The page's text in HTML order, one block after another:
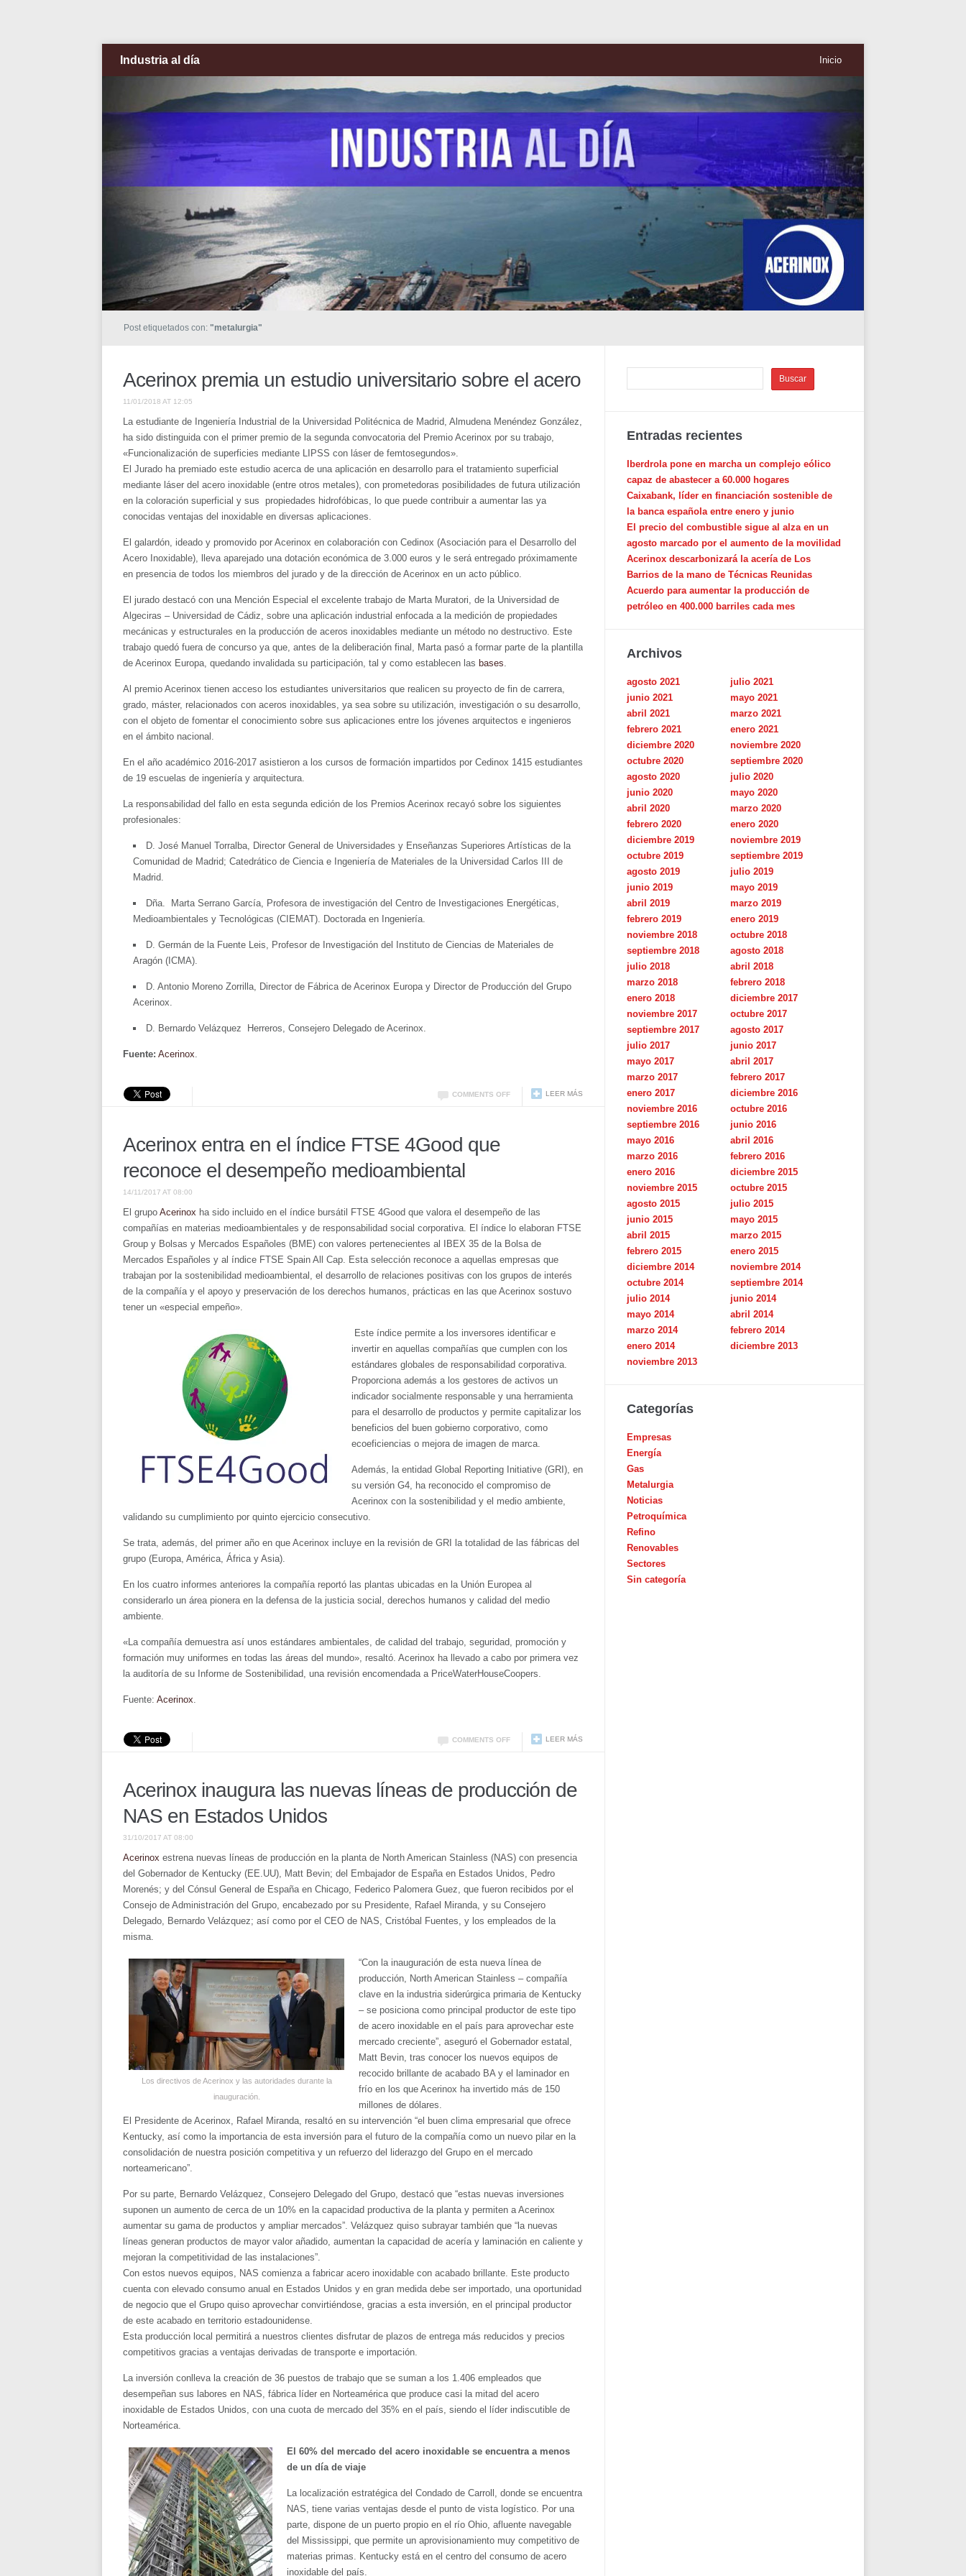
Industria al día Inicio
Post etiquetados con: "metalurgia"
Acerinox premia un estudio universitario sobre el acero
11/01/2018 AT 12:05
La estudiante de Ingeniería Industrial de la Universidad Politécnica de Madrid, Almudena Menéndez González,
ha sido distinguida con el primer premio de la segunda convocatoria del Premio Acerinox por su trabajo,
«Funcionalización de superficies mediante LIPSS con láser de femtosegundos».
El Jurado ha premiado este estudio acerca de una aplicación en desarrollo para el tratamiento superficial
mediante láser del acero inoxidable (entre otros metales), con prometedoras posibilidades de futura utilización
en la coloración superficial y sus propiedades hidrofóbicas, lo que puede contribuir a aumentar las ya
conocidas ventajas del inoxidable en diversas aplicaciones.
El galardón, ideado y promovido por Acerinox en colaboración con Cedinox (Asociación para el Desarrollo del
Acero Inoxidable), lleva aparejado una dotación económica de 3.000 euros y le será entregado próximamente
en presencia de todos los miembros del jurado y de la dirección de Acerinox en un acto público.
El jurado destacó con una Mención Especial el excelente trabajo de Marta Muratori, de la Universidad de
Algeciras – Universidad de Cádiz, sobre una aplicación industrial enfocada a la medición de propiedades
mecánicas y estructurales en la producción de aceros inoxidables mediante un método no destructivo. Este
trabajo quedó fuera de concurso ya que, antes de la deliberación final, Marta pasó a formar parte de la plantilla
de Acerinox Europa, quedando invalidada su participación, tal y como establecen las bases.
Al premio Acerinox tienen acceso los estudiantes universitarios que realicen su proyecto de fin de carrera,
grado, máster, relacionados con aceros inoxidables, ya sea sobre su utilización, investigación o su desarrollo,
con el objeto de fomentar el conocimiento sobre sus aplicaciones entre los jóvenes arquitectos e ingenieros
en el ámbito nacional.
En el año académico 2016-2017 asistieron a los cursos de formación impartidos por Cedinox 1415 estudiantes
de 19 escuelas de ingeniería y arquitectura.
La responsabilidad del fallo en esta segunda edición de los Premios Acerinox recayó sobre los siguientes
profesionales:
D. José Manuel Torralba, Director General de Universidades y Enseñanzas Superiores Artísticas de la
Comunidad de Madrid; Catedrático de Ciencia e Ingeniería de Materiales de la Universidad Carlos III de
Madrid.
Dña. Marta Serrano García, Profesora de investigación del Centro de Investigaciones Energéticas,
Medioambientales y Tecnológicas (CIEMAT). Doctorada en Ingeniería.
D. Germán de la Fuente Leis, Profesor de Investigación del Instituto de Ciencias de Materiales de
Aragón (ICMA).
D. Antonio Moreno Zorrilla, Director de Fábrica de Acerinox Europa y Director de Producción del Grupo
Acerinox.
D. Bernardo Velázquez Herreros, Consejero Delegado de Acerinox.
Fuente: Acerinox.
LEER MÁS
COMMENTS OFF
Acerinox entra en el índice FTSE 4Good que
reconoce el desempeño medioambiental
14/11/2017 AT 08:00
El grupo Acerinox ha sido incluido en el índice bursátil FTSE 4Good que valora el desempeño de las
compañías en materias medioambientales y de responsabilidad social corporativa. El índice lo elaboran FTSE
Group y Bolsas y Mercados Españoles (BME) con valores pertenecientes al IBEX 35 de la Bolsa de
Mercados Españoles y al índice FTSE Spain All Cap. Esta selección reconoce a aquellas empresas que
trabajan por la sostenibilidad medioambiental, el desarrollo de relaciones positivas con los grupos de interés
de la compañía y el apoyo y preservación de los derechos humanos, prácticas en las que Acerinox sostuvo
tener un «especial empeño».
Este índice permite a los inversores identificar e
invertir en aquellas compañías que cumplen con los
estándares globales de responsabilidad corporativa.
Proporciona además a los gestores de activos un
indicador socialmente responsable y una herramienta
para el desarrollo de productos y permite capitalizar los
beneficios del buen gobierno corporativo, como
ecoeficiencias o mejora de imagen de marca.
Además, la entidad Global Reporting Initiative (GRI), en
su versión G4, ha reconocido el compromiso de
Acerinox con la sostenibilidad y el medio ambiente,
validando su cumplimiento por quinto ejercicio consecutivo.
Se trata, además, del primer año en que Acerinox incluye en la revisión de GRI la totalidad de las fábricas del
grupo (Europa, América, África y Asia).
En los cuatro informes anteriores la compañía reportó las plantas ubicadas en la Unión Europea al
considerarlo un área pionera en la defensa de la justicia social, derechos humanos y calidad del medio
ambiente.
«La compañía demuestra así unos estándares ambientales, de calidad del trabajo, seguridad, promoción y
formación muy uniformes en todas las áreas del mundo», resaltó. Acerinox ha llevado a cabo por primera vez
la auditoría de su Informe de Sostenibilidad, una revisión encomendada a PriceWaterHouseCoopers.
Fuente: Acerinox.
LEER MÁS
COMMENTS OFF
Acerinox inaugura las nuevas líneas de producción de
NAS en Estados Unidos
31/10/2017 AT 08:00
Acerinox estrena nuevas líneas de producción en la planta de North American Stainless (NAS) con presencia
del Gobernador de Kentucky (EE.UU), Matt Bevin; del Embajador de España en Estados Unidos, Pedro
Morenés; y del Cónsul General de España en Chicago, Federico Palomera Guez, que fueron recibidos por el
Consejo de Administración del Grupo, encabezado por su Presidente, Rafael Miranda, y su Consejero
Delegado, Bernardo Velázquez; así como por el CEO de NAS, Cristóbal Fuentes, y los empleados de la
misma.
Los directivos de Acerinox y las autoridades durante la
inauguración.
“Con la inauguración de esta nueva línea de
producción, North American Stainless – compañía
clave en la industria siderúrgica primaria de Kentucky
– se posiciona como principal productor de este tipo
de acero inoxidable en el país para aprovechar este
mercado creciente”, aseguró el Gobernador estatal,
Matt Bevin, tras conocer los nuevos equipos de
recocido brillante de acabado BA y el laminador en
frío en los que Acerinox ha invertido más de 150
millones de dólares.
El Presidente de Acerinox, Rafael Miranda, resaltó en su intervención “el buen clima empresarial que ofrece
Kentucky, así como la importancia de esta inversión para el futuro de la compañía como un nuevo pilar en la
consolidación de nuestra posición competitiva y un refuerzo del liderazgo del Grupo en el mercado
norteamericano”.
Por su parte, Bernardo Velázquez, Consejero Delegado del Grupo, destacó que “estas nuevas inversiones
suponen un aumento de cerca de un 10% en la capacidad productiva de la planta y permiten a Acerinox
aumentar su gama de productos y ampliar mercados”. Velázquez quiso subrayar también que “la nuevas
líneas generan productos de mayor valor añadido, aumentan la capacidad de acería y laminación en caliente y
mejoran la competitividad de las instalaciones”.
Con estos nuevos equipos, NAS comienza a fabricar acero inoxidable con acabado brillante. Este producto
cuenta con elevado consumo anual en Estados Unidos y en gran medida debe ser importado, una oportunidad
de negocio que el Grupo quiso aprovechar convirtiéndose, gracias a esta inversión, en el principal productor
de este acabado en territorio estadounidense.
Esta producción local permitirá a nuestros clientes disfrutar de plazos de entrega más reducidos y precios
competitivos gracias a ventajas derivadas de transporte e importación.
La inversión conlleva la creación de 36 puestos de trabajo que se suman a los 1.406 empleados que
desempeñan sus labores en NAS, fábrica líder en Norteamérica que produce casi la mitad del acero
inoxidable de Estados Unidos, con una cuota de mercado del 35% en el país, siendo el líder indiscutible de
Norteamérica.
El 60% del mercado del acero inoxidable se encuentra a menos
de un día de viaje
La localización estratégica del Condado de Carroll, donde se encuentra
NAS, tiene varias ventajas desde el punto de vista logístico. Por una
parte, dispone de un puerto propio en el río Ohio, afluente navegable
del Missis­sippi, que permite un aprovisionamiento muy competitivo de
materias primas. Kentucky está en el centro del consumo de acero
inoxidable del país.
Entradas recientes
Iberdrola pone en marcha un complejo eólico
capaz de abastecer a 60.000 hogares
Caixabank, líder en financiación sostenible de
la banca española entre enero y junio
El precio del combustible sigue al alza en un
agosto marcado por el aumento de la movilidad
Acerinox descarbonizará la acería de Los
Barrios de la mano de Técnicas Reunidas
Acuerdo para aumentar la producción de
petróleo en 400.000 barriles cada mes
Archivos
agosto 2021
julio 2021
junio 2021
mayo 2021
abril 2021
marzo 2021
febrero 2021
enero 2021
diciembre 2020
noviembre 2020
octubre 2020
septiembre 2020
agosto 2020
julio 2020
junio 2020
mayo 2020
abril 2020
marzo 2020
febrero 2020
enero 2020
diciembre 2019
noviembre 2019
octubre 2019
septiembre 2019
agosto 2019
julio 2019
junio 2019
mayo 2019
abril 2019
marzo 2019
febrero 2019
enero 2019
noviembre 2018
octubre 2018
septiembre 2018
agosto 2018
julio 2018
abril 2018
marzo 2018
febrero 2018
enero 2018
diciembre 2017
noviembre 2017
octubre 2017
septiembre 2017
agosto 2017
julio 2017
junio 2017
mayo 2017
abril 2017
marzo 2017
febrero 2017
enero 2017
diciembre 2016
noviembre 2016
octubre 2016
septiembre 2016
junio 2016
mayo 2016
abril 2016
marzo 2016
febrero 2016
enero 2016
diciembre 2015
noviembre 2015
octubre 2015
agosto 2015
julio 2015
junio 2015
mayo 2015
abril 2015
marzo 2015
febrero 2015
enero 2015
diciembre 2014
noviembre 2014
octubre 2014
septiembre 2014
julio 2014
junio 2014
mayo 2014
abril 2014
marzo 2014
febrero 2014
enero 2014
diciembre 2013
noviembre 2013
Categorías
Empresas
Energía
Gas
Metalurgia
Noticias
Petroquímica
Refino
Renovables
Sectores
Sin categoría